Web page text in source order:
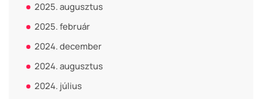
2025. augusztus
2025. február
2024. december
2024. augusztus
2024. július